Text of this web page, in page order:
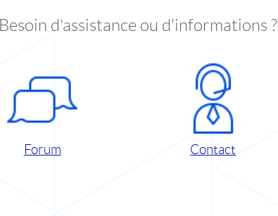
Besoin d'assistance ou d'informations ?
Forum Contact